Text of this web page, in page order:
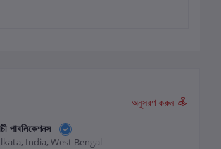
অনুসরণ করুন
পাবলিকেশনস
India, West Bengal